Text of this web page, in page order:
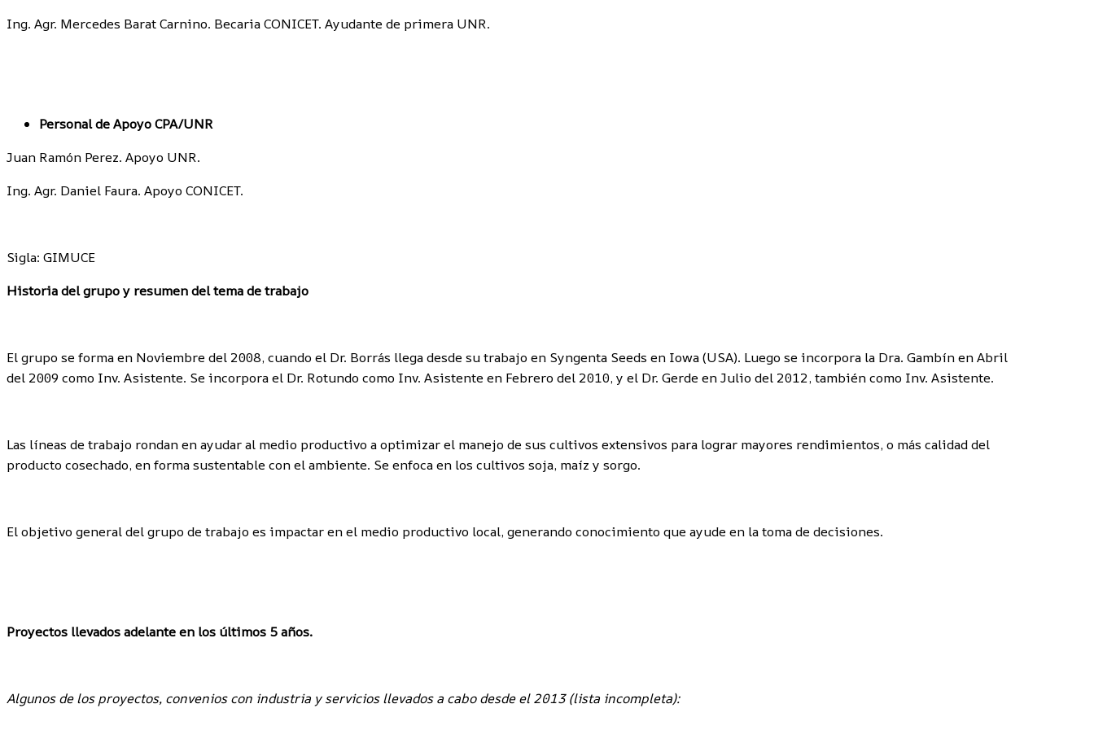
Ing. Agr. Mercedes Barat Carnino. Becaria CONICET. Ayudante de primera UNR.
Personal de Apoyo CPA/UNR
Juan Ramón Perez. Apoyo UNR.
Ing. Agr. Daniel Faura. Apoyo CONICET.
Sigla: GIMUCE
Historia del grupo y resumen del tema de trabajo
El grupo se forma en Noviembre del 2008, cuando el Dr. Borrás llega desde su trabajo en Syngenta Seeds en Iowa (USA). Luego se incorpora la Dra. Gambín en Abril
del 2009 como Inv. Asistente. Se incorpora el Dr. Rotundo como Inv. Asistente en Febrero del 2010, y el Dr. Gerde en Julio del 2012, también como Inv. Asistente.
Las líneas de trabajo rondan en ayudar al medio productivo a optimizar el manejo de sus cultivos extensivos para lograr mayores rendimientos, o más calidad del
producto cosechado, en forma sustentable con el ambiente. Se enfoca en los cultivos soja, maíz y sorgo.
El objetivo general del grupo de trabajo es impactar en el medio productivo local, generando conocimiento que ayude en la toma de decisiones.
Proyectos llevados adelante en los últimos 5 años.
Algunos de los proyectos, convenios con industria y servicios llevados a cabo desde el 2013 (lista incompleta):